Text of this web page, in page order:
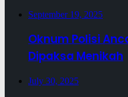
September 19, 2025
Oknum Polisi
Dipaksa Menikah
July 30, 2025